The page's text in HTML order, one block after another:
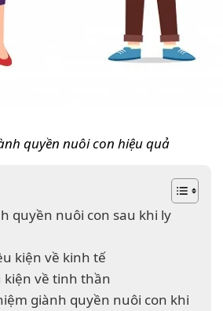
quyền nuôi con hiệu quả
quyền nuôi con sau khi ly
kiện về kinh tế
kiện về tinh thần
giành quyền nuôi con khi